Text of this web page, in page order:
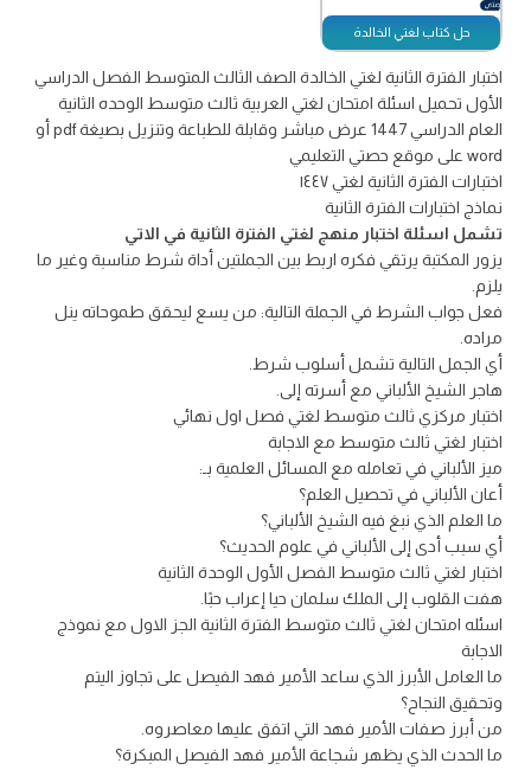
حل كتاب لغتي الخالدة
اختبار الفترة الثانية لغتي الخالدة الصف الثالث المتوسط الفصل الدراسي
الأول تحميل اسئلة امتحان لغتي العربية ثالث متوسط الوحده الثانية
العام الدراسي 1447 عرض مباشر وقابلة للطباعة وتنزيل بصيغة pdf أو
word على موقع حصتي التعليمي
اختبارات الفترة الثانية لغتي ١٤٤٧
نماذج اختبارات الفترة الثانية
تشمل اسئلة اختبار منهج لغتي الفترة الثانية في الاتي
يزور المكتبة يرتقي فكره اربط بين الجملتين أداة شرط مناسبة وغير ما
يلزم.
فعل جواب الشرط في الجملة التالية: من يسع ليحقق طموحاته ينل
مراده.
أي الجمل التالية تشمل أسلوب شرط.
هاجر الشيخ الألباني مع أسرته إلى.
اختبار مركزي ثالث متوسط لغتي فصل اول نهائي
اختبار لغتي ثالث متوسط مع الاجابة
ميز الألباني في تعامله مع المسائل العلمية بـ:
أعان الألباني في تحصيل العلم؟
ما العلم الذي نبغ فيه الشيخ الألباني؟
أي سبب أدى إلى الألباني في علوم الحديث؟
اختبار لغتي ثالث متوسط الفصل الأول الوحدة الثانية
هفت القلوب إلى الملك سلمان حيا إعراب حبًا.
اسئله امتحان لغتي ثالث متوسط الفترة الثانية الجز الاول مع نموذج
الاجابة
ما العامل الأبرز الذي ساعد الأمير فهد الفيصل على تجاوز اليتم
وتحقيق النجاح؟
من أبرز صفات الأمير فهد التي اتفق عليها معاصروه.
ما الحدث الذي يظهر شجاعة الأمير فهد الفيصل المبكرة؟